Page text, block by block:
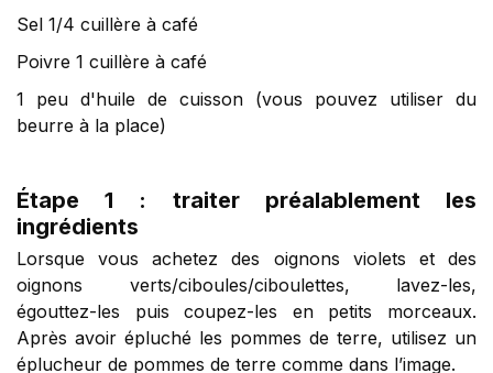
Sel 1/4 cuillère à café
Poivre 1 cuillère à café
1 peu d'huile de cuisson (vous pouvez utiliser du
beurre à la place)
Étape 1 : traiter préalablement les
ingrédients
Lorsque vous achetez des oignons violets et des
oignons verts/ciboules/ciboulettes, lavez-les,
égouttez-les puis coupez-les en petits morceaux.
Après avoir épluché les pommes de terre, utilisez un
éplucheur de pommes de terre comme dans l’image.